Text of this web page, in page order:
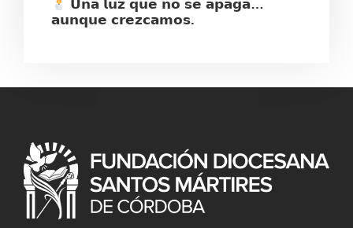
𝗨𝗻𝗮 𝗹𝘂𝘇 𝗾𝘂𝗲 𝗻𝗼 𝘀𝗲 𝗮𝗽𝗮𝗴𝗮…
𝗮𝘂𝗻𝗾𝘂𝗲 𝗰𝗿𝗲𝘇𝗰𝗮𝗺𝗼𝘀.